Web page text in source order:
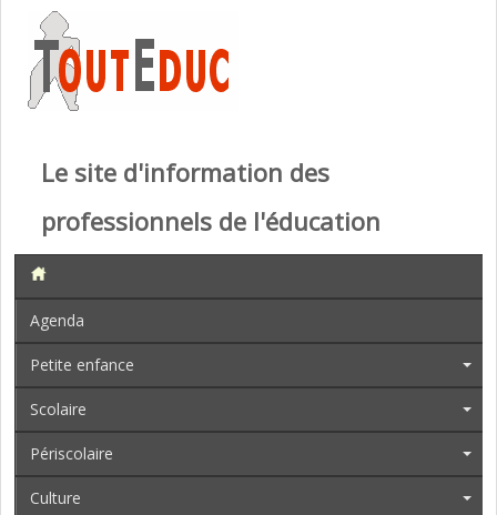
Le site d'information des
professionnels de l'éducation
Agenda
Petite enfance
Scolaire
Périscolaire
Culture